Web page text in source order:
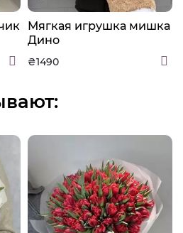
Мягкая игрушка мишка
Дино
₴1490